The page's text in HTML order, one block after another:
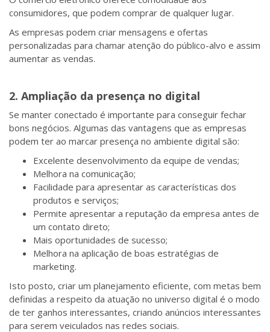
consumidores, que podem comprar de qualquer lugar.
As empresas podem criar mensagens e ofertas
personalizadas para chamar atenção do público-alvo e assim
aumentar as vendas.
2. Ampliação da presença no digital
Se manter conectado é importante para conseguir fechar
bons negócios. Algumas das vantagens que as empresas
podem ter ao marcar presença no ambiente digital são:
Excelente desenvolvimento da equipe de vendas;
Melhora na comunicação;
Facilidade para apresentar as características dos
produtos e serviços;
Permite apresentar a reputação da empresa antes de
um contato direto;
Mais oportunidades de sucesso;
Melhora na aplicação de boas estratégias de
marketing.
Isto posto, criar um planejamento eficiente, com metas bem
definidas a respeito da atuação no universo digital é o modo
de ter ganhos interessantes, criando anúncios interessantes
para serem veiculados nas redes sociais.